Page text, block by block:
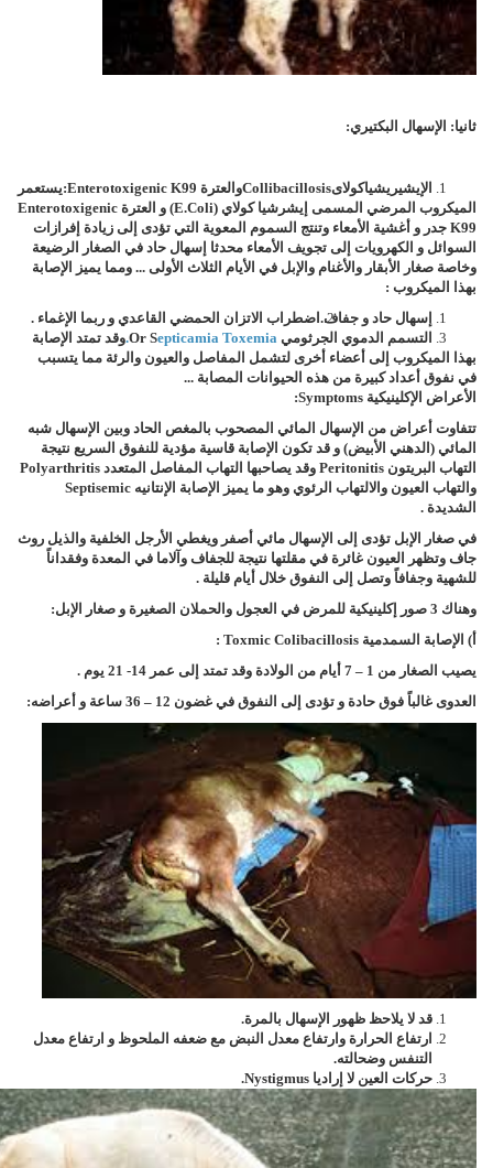
ثانيا: الإسهال البكتيري:
الإيشيريشياكولاىCollibacillosisوالعترة Enterotoxigenic K99
:يستعمر
الميكروب المرضي المسمى إيشرشيا كولاي (E.coli) و العترة Enterotoxigenic
K99 جدر و أغشية الأمعاء وتنتج السموم المعوية التي تؤدى إلى زيادة إفرازات
السوائل و الكهرويات إلى تجويف الأمعاء محدثا إسهال حاد في الصغار الرضيعة
وخاصة صغار الأبقار والأغنام والإبل في الأيام الثلاث الأولى ... ومما يميز الإصابة
بهذا الميكروب :
إسهال حاد و جفاف. اضطراب الاتزان الحمضي القاعدي و ربما الإغماء .
التسمم الدموي الجرثومي
Or SEpticamia Toxemia
.وقد تمتد الإصابة
بهذا الميكروب إلى أعضاء أخرى لتشمل المفاصل والعيون والرئة مما يتسبب
في نفوق أعداد كبيرة من هذه الحيوانات المصابة ...
الأعراض الإكلينيكية Symptoms
:
تتفاوت أعراض من الإسهال المائي المصحوب بالمغص الحاد وبين الإسهال شبه
المائي (الدهني الأبيض) و قد تكون الإصابة قاسية مؤدية للنفوق السريع نتيجة
التهاب البريتون Peritonitis وقد يصاحبها التهاب المفاصل المتعدد Polyarthritis
والتهاب العيون والالتهاب الرئوي وهو ما يميز الإصابة الإنتانيه Septisemic
الشديدة .
في صغار الإبل تؤدى إلى الإسهال مائي أصفر ويغطي الأرجل الخلفية والذيل روث
جاف وتظهر العيون غائرة في مقلتها نتيجة للجفاف وآلاما في المعدة وفقداناً
للشهية وجفافاً وتصل إلى النفوق خلال أيام قليلة .
وهناك 3 صور إكلينيكية للمرض في العجول والحملان الصغيرة و صغار الإبل:
أ) الإصابة السمدمية Toxmic Colibacillosis
:
يصيب الصغار من 1 – 7 أيام من الولادة وقد تمتد إلى عمر 14- 21 يوم .
العدوى غالباً فوق حادة و تؤدى إلى النفوق في غضون 12 – 36 ساعة و أعراضه:
قد لا يلاحظ ظهور الإسهال بالمرة.
ارتفاع الحرارة وارتفاع معدل النبض مع ضعفه الملحوظ و ارتفاع معدل
التنفس وضحالته.
حركات العين لا إراديا Nystigmus
.